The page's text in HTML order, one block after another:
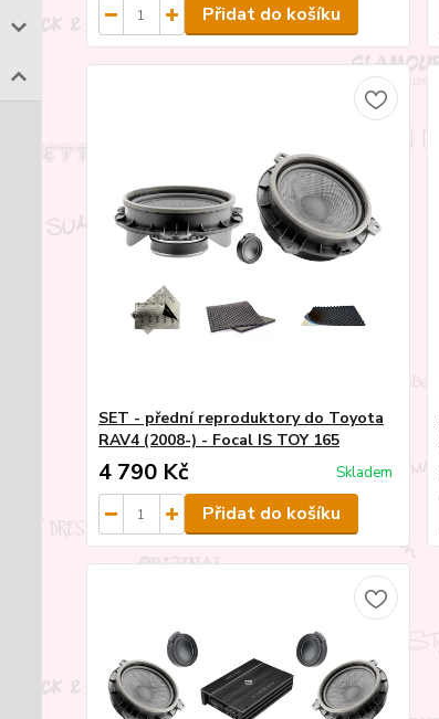
Přidat do košíku
SET - přední reproduktory do Toyota
RAV4 (2008-) - Focal IS TOY 165
4 790 Kč Skladem
Přidat do košíku